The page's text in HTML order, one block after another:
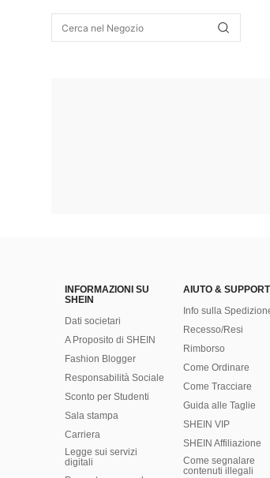
INFORMAZIONI SU
SHEIN
Dati societari
A Proposito di SHEIN
Fashion Blogger
Responsabilità Sociale
Sconto per Studenti
Sala stampa
Carriera
Legge sui servizi
digitali
AIUTO &
Info sulla
Recesso/Resi
Rimborso
Come Ordinare
Come Tracciare
Guida alle Taglie
SHEIN VIP
SHEIN Affiliazione
Come segnalare
contenuti illegali